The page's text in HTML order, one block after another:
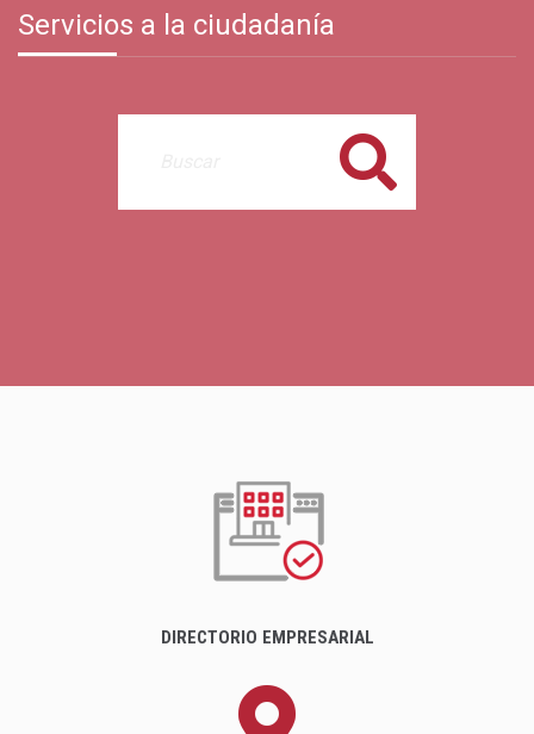
Servicios a la ciudadanía
Buscar
DIRECTORIO EMPRESARIAL